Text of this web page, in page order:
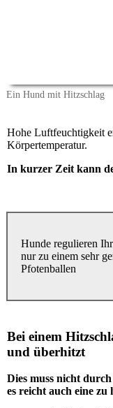
Ein Hund mit Hitzschlag
Hohe Luftfeuchtigkeit
Körpertemperatur.
In kurzer Zeit kann
Hunde regulieren
nur zu einem sehr
Pfotenballen
Bei einem
und überhitzt
Dies muss nicht
es reicht auch eine